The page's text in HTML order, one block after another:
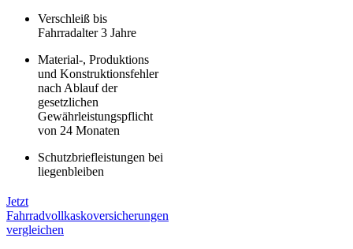
Verschleiß bis
Fahrradalter 3 Jahre
Material-, Produktions
und Konstruktionsfehler
nach Ablauf der
gesetzlichen
Gewährleistungspflicht
von 24 Monaten
Schutzbriefleistungen bei
liegenbleiben
Jetzt
Fahrradvollkaskoversicherungen
vergleichen